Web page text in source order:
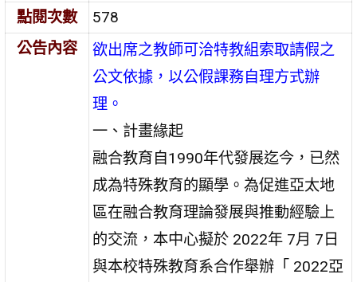
點閱次數
578
公告內容
欲出席之教師可洽特教組索取請假之
公文依據，以公假課務自理方式辦
理。
一、計畫緣起
融合教育自1990年代發展迄今，已然
成為特殊教育的顯學。為促進亞太地
區在融合教育理論發展與推動經驗上
的交流，本中心擬於 2022年 7月 7日
與本校特殊教育系合作舉辦「 2022亞